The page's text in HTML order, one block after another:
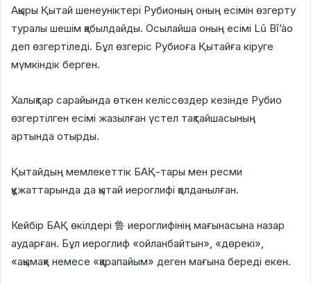
Ақыры Қытай шенеуніктері Рубионың оның есімін өзгерту
туралы шешім қабылдайды. Осылайша оның есімі Lǔ Bǐ’ào
деп өзгертіледі. Бұл өзгеріс Рубиоға Қытайға кіруге
мүмкіндік берген.
Халықтар сарайында өткен келіссөздер кезінде Рубио
өзгертілген есімі жазылған үстел тақтайшасының
артында отырды.
Қытайдың мемлекеттік БАҚ-тары мен ресми
құжаттарында да қытай иероглифі қолданылған.
Кейбір БАҚ өкілдері 鲁 иероглифінің мағынасына назар
аударған. Бұл иероглиф «ойланбайтын», «дөрекі»,
«ақымақ» немесе «қарапайым» деген мағына береді екен.